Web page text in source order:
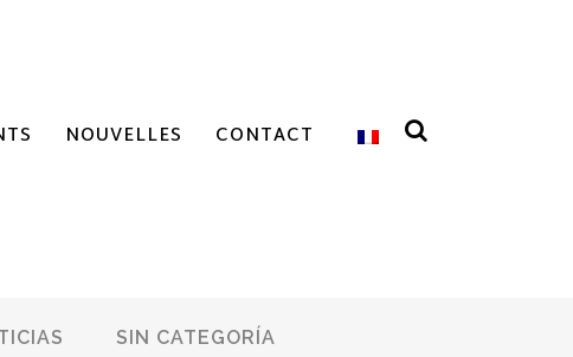
NOUVELLES CONTACT
SIN CATEGORÍA